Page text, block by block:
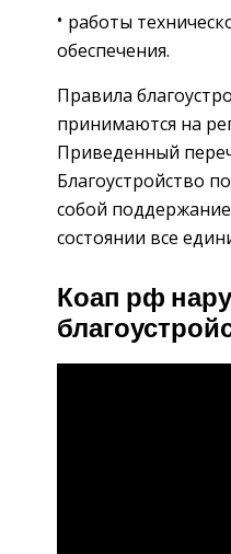
работы
обеспечения.
Правила
принимаются на
Приведенный
Благоустройство
собой
состоянии все
Коап рф